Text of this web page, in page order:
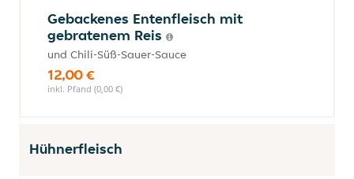
Gebackenes Entenfleisch mit
gebratenem Reis
und Chili-Süß-Sauer-Sauce
12,00 €
inkl. Pfand (0,00 €)
Hühnerfleisch